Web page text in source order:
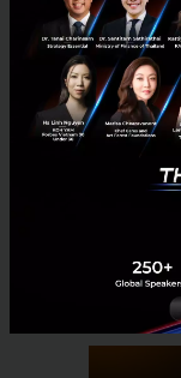
แล้วถ้าเป็นเราล่ะ
ปีนหน้าผาไปใน
ไหม? หรือตอนนี้
ไซ